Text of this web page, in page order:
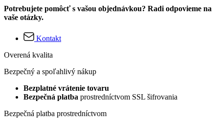
Potrebujete pomôcť s vašou objednávkou? Radi odpovieme na
vaše otázky.
Kontakt
Overená kvalita
Bezpečný a spoľahlivý nákup
Bezplatné vrátenie tovaru
Bezpečná platba prostredníctvom SSL šifrovania
Bezpečná platba prostredníctvom